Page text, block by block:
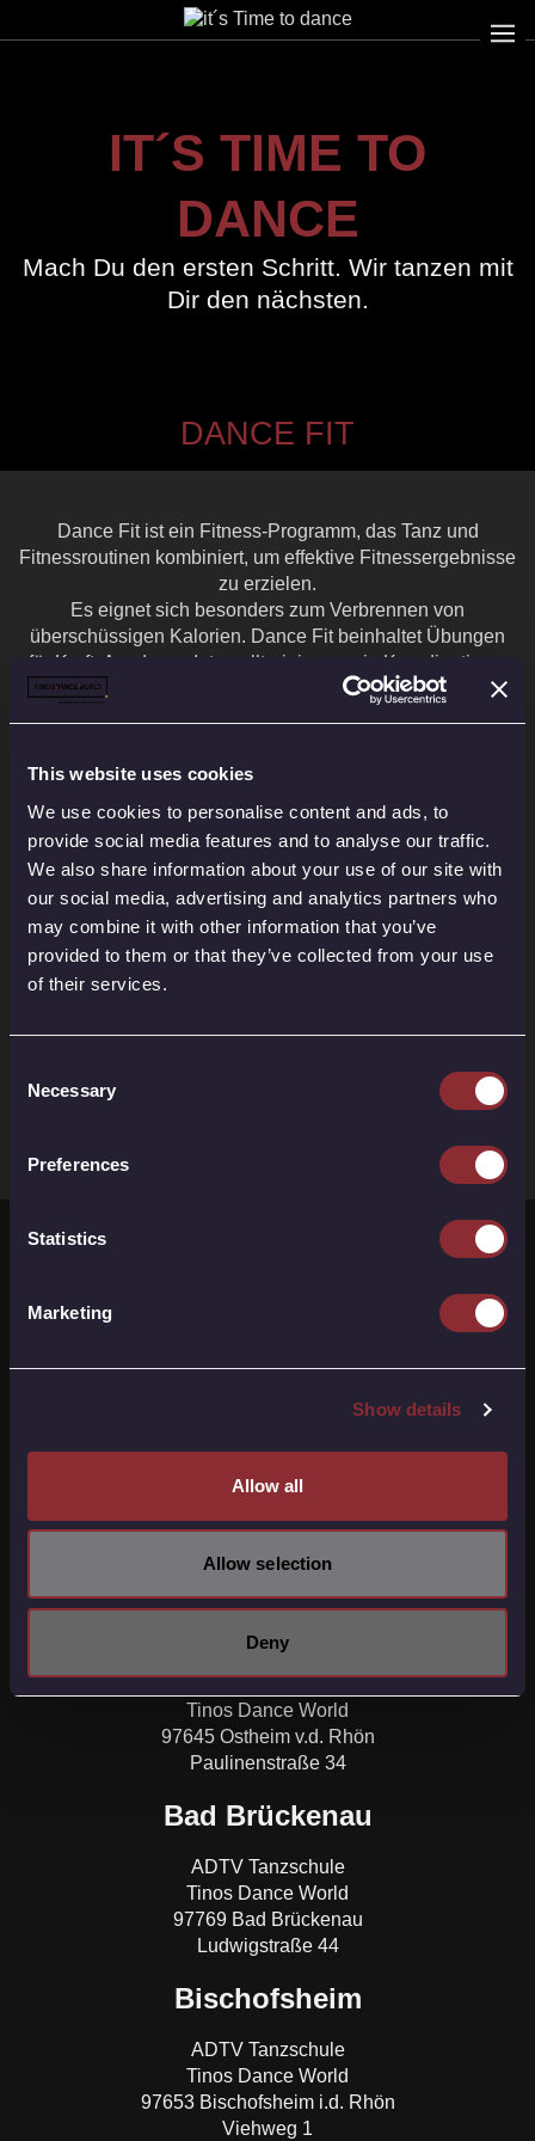
This website uses cookies
We use cookies to personalise content and ads, to
provide social media features and to analyse our traffic.
We also share information about your use of our site with
our social media, advertising and analytics partners who
may combine it with other information that you’ve
provided to them or that they’ve collected from your use
of their services.
Selection
Necessary
Preferences
Statistics
Marketing
Show details
Allow all
Allow selection
Deny
IT´S TIME TO
DANCE
Mach Du den ersten Schritt. Wir tanzen mit
Dir den nächsten.
DANCE FIT
Dance Fit ist ein Fitness-Programm, das Tanz und
Fitnessroutinen kombiniert, um effektive Fitnessergebnisse
zu erzielen.
Es eignet sich besonders zum Verbrennen von
überschüssigen Kalorien. Dance Fit beinhaltet Übungen
für Kraft, Ausdauer, Intervalltraining sowie Koordinations-
und Gleichgewichtsübungen. Dieser Kurs setzt auf Spaß
erzeugt werden. Es sind keine Vorkenntnisse erforderlich.
Dich an und probiere es aus.
Isomatte, Getränk und Handtuch bitte mitbringen!
97616 Bad Neustadt a.d. Saale
Bad Kissingen
Tinos Dance World
97688 Bad Kissingen
Ostheim
ADTV Tanzschule
Tinos Dance World
97645 Ostheim v.d. Rhön
Paulinenstraße 34
Bad Brückenau
ADTV Tanzschule
Tinos Dance World
97769 Bad Brückenau
Ludwigstraße 44
Bischofsheim
ADTV Tanzschule
Tinos Dance World
97653 Bischofsheim i.d. Rhön
Viehweg 1